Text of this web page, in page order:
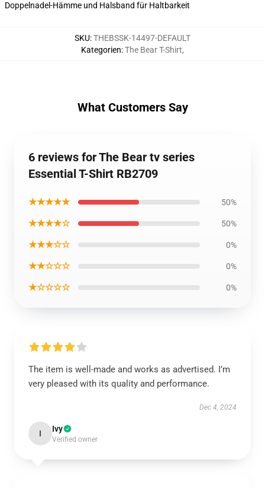
Doppelnadel-Hämme und Halsband für Haltbarkeit
SKU:THEBSSK-14497-DEFAULT
Kategorien:The Bear T-Shirt,
What Customers Say
6 reviews for The Bear tv series
Essential T-Shirt RB2709
★★★★★ 50%
★★★★☆ 50%
★★★☆☆ 0%
★★☆☆☆ 0%
★☆☆☆☆ 0%
The item is well-made and works as advertised. I’m
very pleased with its quality and performance.
Dec 4, 2024
I Ivy
Verified owner